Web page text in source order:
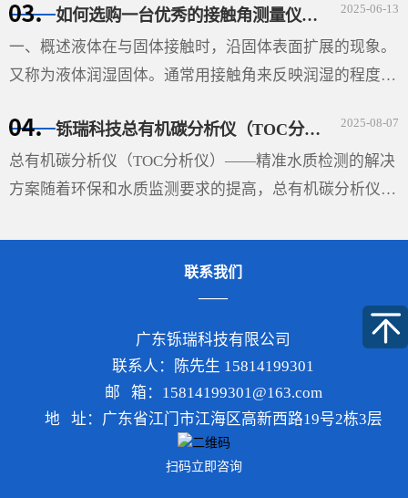
350SE），并根据高温科研需求特别定制了高温平台。该
设备的···
2025-06-13
如何选购一台优秀的接触角测量仪-铄瑞科技教您选型
一、概述液体在与固体接触时，沿固体表面扩展的现象。
又称为液体润湿固体。通常用接触角来反映润湿的程度。
的切线（如图），两切线通过液体内部所成的夹角θ即称
···
2025-08-07
铄瑞科技总有机碳分析仪（TOC分析仪）——精准水质检测的解决方案
总有机碳分析仪（TOC分析仪）——精准水质检测的解决
方案随着环保和水质监测要求的提高，总有机碳分析仪
联系我们
广东铄瑞科技有限公司
联系人：陈先生 15814199301
邮 箱：15814199301@163.com
地 址：广东省江门市江海区高新西路19号2栋3层
扫码立即咨询